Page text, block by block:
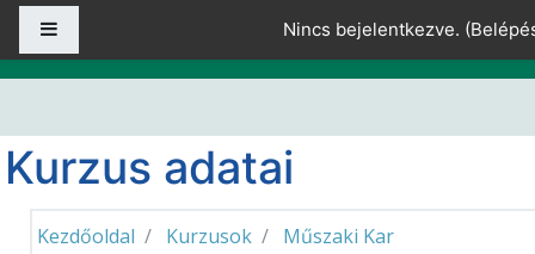
Tovább a fő tartalomhoz
Nincs bejelentkezve. (
Kurzus adatai
Kezdőoldal Kurzusok
Műszaki Kar